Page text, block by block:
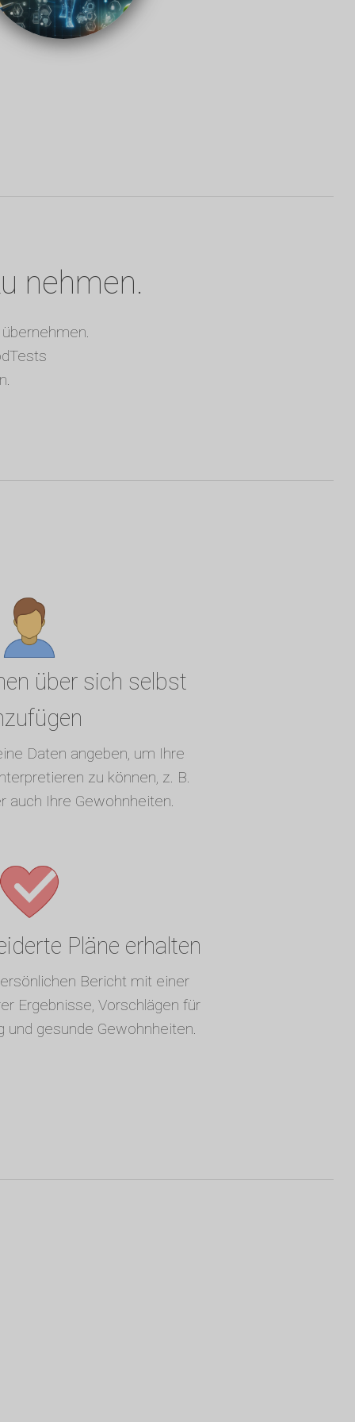
nehmen.
über sich selbst
Daten angeben, um Ihre
zu können, z. B.
auch Ihre Gewohnheiten.
Pläne erhalten
Bericht mit einer
Ergebnisse, Vorschlägen für
und gesunde Gewohnheiten.